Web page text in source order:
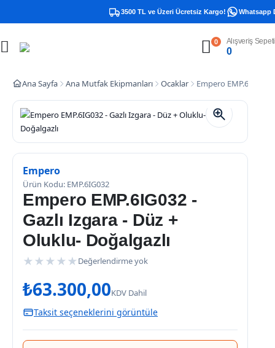
3500 TL ve Üzeri Ücretsiz Kargo! Whatsapp
0 Alışveriş Sepeti
0
Ana Sayfa Ana Mutfak Ekipmanları Ocaklar Empero EMP.6IG032
Empero
Ürün Kodu: EMP.6IG032
Empero EMP.6IG032 -
Gazlı Izgara - Düz +
Oluklu- Doğalgazlı
★ ★ ★ ★ ★ Değerlendirme yok
₺63.300,00KDV Dahil
Taksit seçeneklerini görüntüle